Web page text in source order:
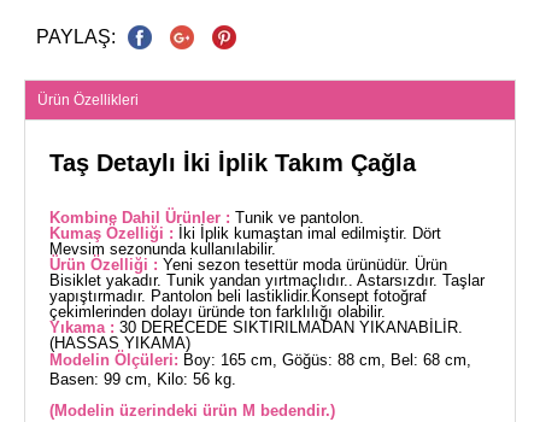
PAYLAŞ:
Ürün Özellikleri
Taş Detaylı İki İplik Takım Çağla
Kombine Dahil Ürünler : Tunik ve pantolon.
Kumaş Özelliği :
İki İplik kumaştan imal edilmiştir. Dört
Mevsim sezonunda kullanılabilir.
Ürün Özelliği : Yeni sezon tesettür moda ürünüdür. Ürün
Bisiklet yakadır. Tunik yandan yırtmaçlıdır.. Astarsızdır. Taşlar
yapıştırmadır. Pantolon beli lastiklidir.Konsept fotoğraf
çekimlerinden dolayı üründe ton farklılığı olabilir.
Yıkama : 30 DERECEDE SIKTIRILMADAN YIKANABİLİR.
(HASSAS YIKAMA)
Modelin Ölçüleri: Boy: 165 cm, Göğüs: 88 cm, Bel: 68 cm,
Basen: 99 cm, Kilo: 56 kg.
(Modelin üzerindeki ürün M bedendir.)